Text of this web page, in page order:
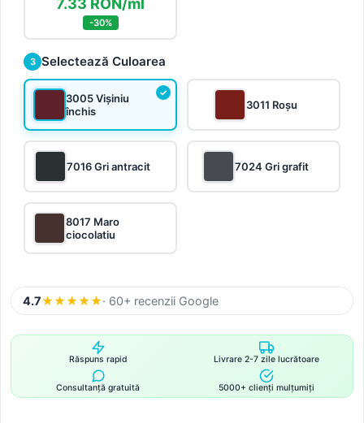
7.33 RON/ml
-30%
3 Selectează Culoarea
3005 Vișiniu
închis
3011 Roșu
7016 Gri antracit 7024 Gri grafit
8017 Maro
ciocolatiu
4.7★★★★★· 60+ recenzii Google
Răspuns rapid Livrare 2-7 zile lucrătoare
Consultanță gratuită 5000+ clienți mulțumiți